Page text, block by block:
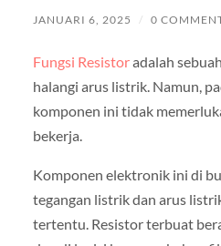
JANUARI 6, 2025 / 0
Fungsi Resistoradalah
halangi arus listrik. Namun,
komponen ini tidak
bekerja.
Komponen elektronik ini di
tegangan listrik dan arus
tertentu. Resistor terbuat